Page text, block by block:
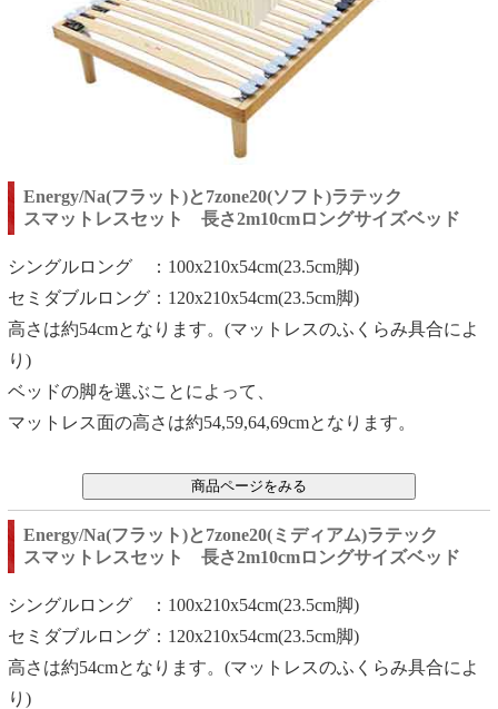
Energy/Na(フラット)と7zone20(ソフト)ラテック
スマットレスセット 長さ2m10cmロングサイズベッド
シングルロング ：100x210x54cm(23.5cm脚)
セミダブルロング：120x210x54cm(23.5cm脚)
高さは約54cmとなります。(マットレスのふくらみ具合によ
り)
ベッドの脚を選ぶことによって、
マットレス面の高さは約54,59,64,69cmとなります。
Energy/Na(フラット)と7zone20(ミディアム)ラテック
スマットレスセット 長さ2m10cmロングサイズベッド
シングルロング ：100x210x54cm(23.5cm脚)
セミダブルロング：120x210x54cm(23.5cm脚)
高さは約54cmとなります。(マットレスのふくらみ具合によ
り)